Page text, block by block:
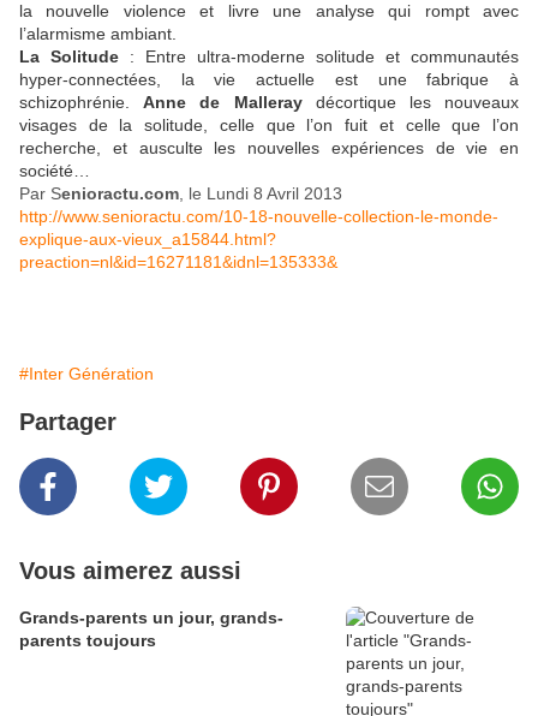
la nouvelle violence et livre une analyse qui rompt avec
l’alarmisme ambiant.
La Solitude
: Entre ultra-moderne solitude et communautés
hyper-connectées, la vie actuelle est une fabrique à
schizophrénie.Anne de Malleraydécortique les nouveaux
visages de la solitude, celle que l’on fuit et celle que l’on
recherche, et ausculte les nouvelles expériences de vie en
société…
Par Senioractu.com , le Lundi 8 Avril 2013
http://www.senioractu.com/10-18-nouvelle-collection-le-monde-
explique-aux-vieux_a15844.html?
preaction=nl&id=16271181&idnl=135333&
#Inter Génération
Partager
Vous aimerez aussi
Grands-parents un jour, grands-
parents toujours